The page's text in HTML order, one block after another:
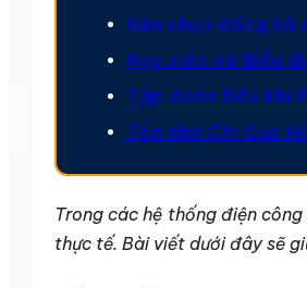
Nên chọn đồng hồ
Rạp xiếc và Biểu
Tập đoàn Dầu khí
Tòa nhà Chi Cục
Trong các hệ thống điện
thực tế. Bài viết dưới đây sẽ